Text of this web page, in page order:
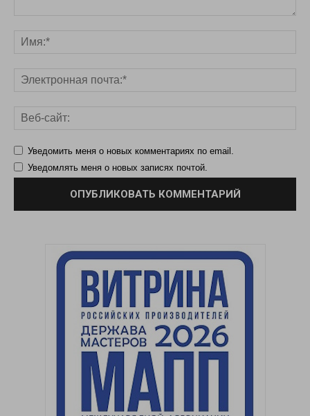
Уведомить меня о новых комментариях по email.
Уведомлять меня о новых записях почтой.